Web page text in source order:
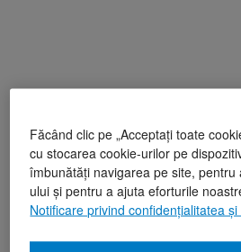
Făcând clic pe „Acceptați toate
cu stocarea cookie-urilor pe
îmbunătăți navigarea pe site, pentru
ului și pentru a ajuta eforturile
Notificare privind confidențialitatea